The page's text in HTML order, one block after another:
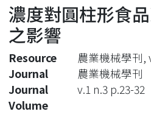
Statistics
濃度對圓柱形食
之影響
Resource
農業機械學刊,
Journal
農業機械學刊
Journal
Volume
v.1 n.3 p.23-32